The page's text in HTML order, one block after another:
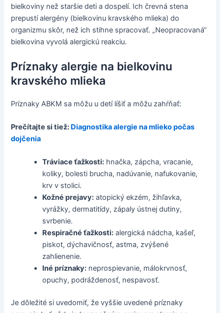
bielkoviny než staršie deti a dospelí. Ich črevná stena
prepustí alergény (bielkovinu kravského mlieka) do
organizmu skôr, než ich stihne spracovať. „Neopracovaná“
bielkovina vyvolá alergickú reakciu.
Príznaky alergie na bielkovinu
kravského mlieka
Príznaky ABKM sa môžu u detí líšiť a môžu zahŕňať:
Prečítajte si tiež: Diagnostika alergie na mlieko počas
dojčenia
Tráviace ťažkosti: hnačka, zápcha, vracanie,
koliky, bolesti brucha, nadúvanie, nafukovanie,
krv v stolici.
Kožné prejavy: atopický ekzém, žihľavka,
vyrážky, dermatitídy, zápaly ústnej dutiny,
svrbenie.
Respiračné ťažkosti: alergická nádcha, kašeľ,
piskot, dýchavičnosť, astma, zvýšené
zahlienenie.
Iné príznaky: neprospievanie, málokrvnosť,
opuchy, podráždenosť, nespavosť.
Je dôležité si uvedomiť, že vyššie uvedené príznaky